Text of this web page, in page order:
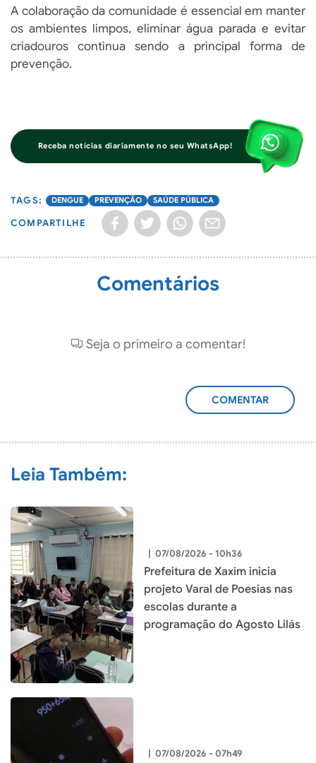
A colaboração da comunidade é essencial em manter
os ambientes limpos, eliminar água parada e evitar
criadouros continua sendo a principal forma de
prevenção.
Receba notícias diariamente no seu WhatsApp!
DENGUE PREVENÇÃO SAÚDE PÚBLICA
COMPARTILHE
Comentários
Seja o primeiro a comentar!
ADICIONAR
Leia Também:
| 07/08/2026 - 10h36
Prefeitura de Xaxim inicia
projeto Varal de Poesias nas
escolas durante a
programação do Agosto Lilás
| 07/08/2026 - 07h49